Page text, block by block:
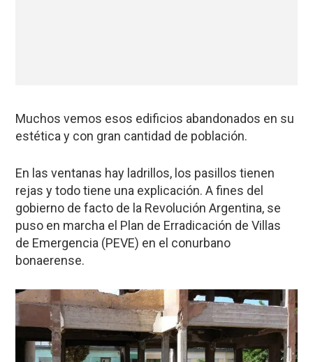
Muchos vemos esos edificios abandonados en su
estética y con gran cantidad de población.
En las ventanas hay ladrillos, los pasillos tienen
rejas y todo tiene una explicación. A fines del
gobierno de facto de la Revolución Argentina, se
puso en marcha el Plan de Erradicación de Villas
de Emergencia (PEVE) en el conurbano
bonaerense.